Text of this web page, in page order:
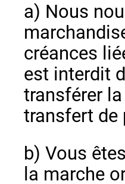
a) Nous
créances
est interdit
transférer
transfert de
b) Vous
la marche